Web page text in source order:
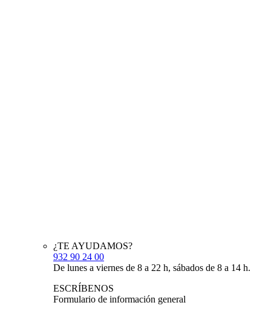
¿TE AYUDAMOS?
932 90 24 00
De lunes a viernes de 8 a 22 h, sábados de 8 a 14 h.
ESCRÍBENOS
Formulario de información general